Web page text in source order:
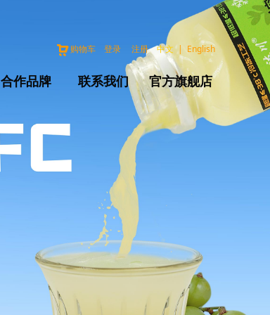
中文 | English
登录 注册
购物车
合作品牌 联系我们 官方旗舰店